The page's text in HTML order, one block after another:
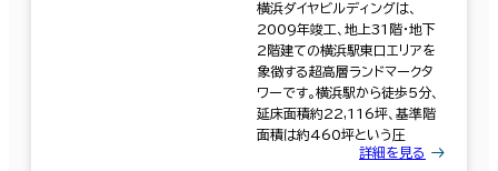
横浜ダイヤビルディングは、
2009年竣工、地上31階・地下
2階建ての横浜駅東口エリアを
象徴する超高層ランドマークタ
ワーです。横浜駅から徒歩5分、
延床面積約22,116坪、基準階
面積は約460坪という圧
詳細を見る